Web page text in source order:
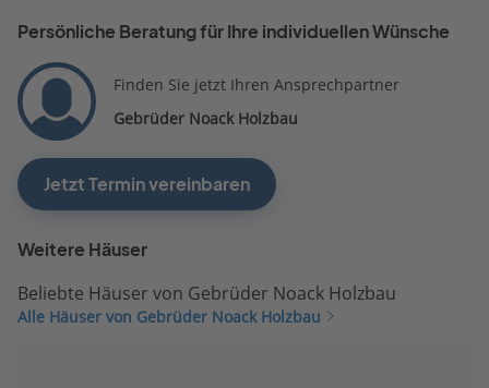
Persönliche Beratung für Ihre individuellen Wünsche
Finden Sie jetzt Ihren Ansprechpartner
Gebrüder Noack Holzbau
Jetzt Termin vereinbaren
Weitere Häuser
Beliebte Häuser von Gebrüder Noack Holzbau
Alle Häuser von Gebrüder Noack Holzbau